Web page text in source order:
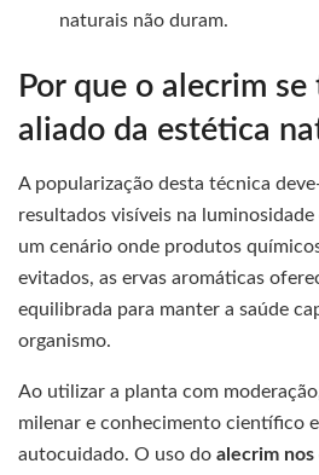
naturais não duram.
Por que o alecrim
aliado da estética
A popularização desta técnica
resultados visíveis na
um cenário onde produtos
evitados, as ervas aromáticas
equilibrada para manter a saúde
organismo.
Ao utilizar a planta com
milenar e conhecimento científico
autocuidado. O uso do alecrim nos